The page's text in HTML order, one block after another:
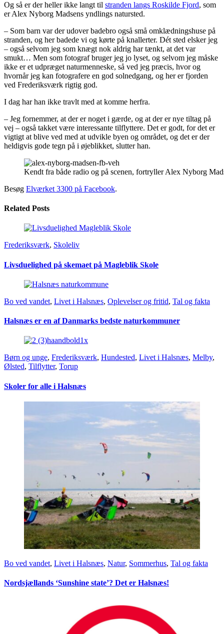
Og så er der heller ikke langt til stranden langs Roskilde Fjord, som
er Alex Nyborg Madsens yndlings natursted.
– Som barn var der udover badebro også små omklædningshuse på
stranden, og her badede vi og kørte på knallerter. Dét sted elsker jeg
– også selvom jeg som knægt nok aldrig har tænkt, at det var
smukt… Men som fotograf bruger jeg jo lyset, og selvom jeg måske
ikke er et udpræget naturmenneske, så ved jeg præcis, hvor og
hvornår jeg kan fotografere en god solnedgang, og her er fjorden
ved Frederiksværk rigtig god.
I dag har han ikke travlt med at komme herfra.
– Jeg fornemmer, at der er noget i gærde, og at der er nye tiltag på
vej – også takket være interessante tilflyttere. Det er godt, for det er
vigtigt at blive ved med at udvikle byen og området, og det er der
heldigvis gode tegn på i øjeblikket, slutter han.
Kendt fra både radio og på scenen, fortryller Alex Nyborg
Besøg Elværket 3300 på Facebook.
Related Posts
Frederiksværk, Skoleliv
Livsduelighed på skemaet på Magleblik Skole
Bo ved vandet, Livet i Halsnæs, Oplevelser og fritid, Tal og fakta
Halsnæs er en af Danmarks bedste naturkommuner
Børn og unge, Frederiksværk, Hundested, Livet i Halsnæs, Melby,
Ølsted, Tilflytter, Torup
Skoler for alle i Halsnæs
Bo ved vandet, Livet i Halsnæs, Natur, Sommerhus, Tal og fakta
Nordsjællands ‘Sunshine state’? Det er Halsnæs!